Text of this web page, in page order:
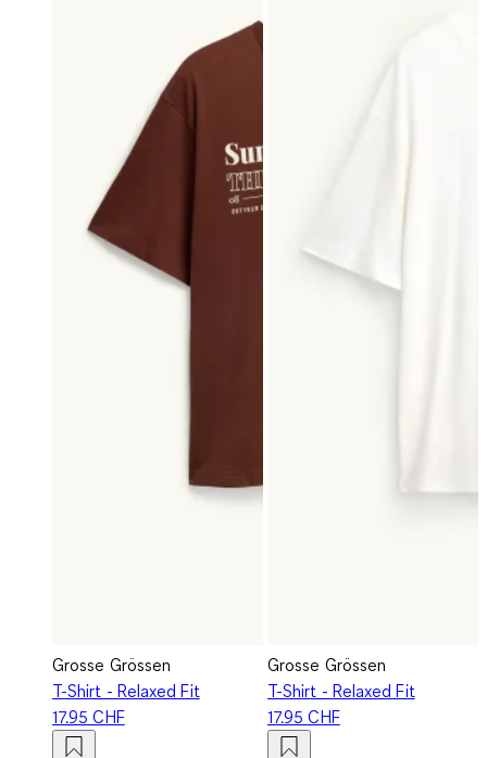
Grosse Grössen
T-Shirt - Relaxed Fit
17.95 CHF
Grosse Grössen
T-Shirt - Relaxed Fit
17.95 CHF